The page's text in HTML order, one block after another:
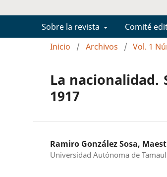
Sobre la revista Comité
Inicio / Archivos / Vol. 1
La
1917
Ramiro González Sosa,
Universidad Autónoma de